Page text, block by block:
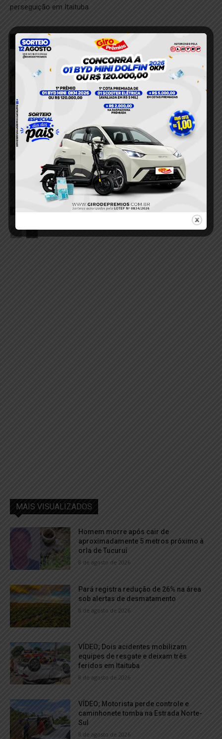
perseguição em Itaituba
RELACIONADOS
acidente
VÍDEO; Dois acidentes mobilizam
equipes de resgate e deixam três
feridos em Itaituba
8 de agosto de 2026
VÍDEO; Motorista perde controle e
caminhonete tomba na Estrada Norte-
Sul
8 de agosto de 2026
Itaituba
VÍDEO; Jovem de 20 anos denuncia
tentativa de estupro dentro de casa em
comunidade rural de Itaituba
8 de agosto de 2026
MAIS VISUALIZADOS
Homem morre após cair de
aproximadamente 5 metros próximo à
orla de Tucuruí
8 de agosto de 2026
Pará registra redução de 26% na área
sob alertas de desmatamento
8 de agosto de 2026
VÍDEO; Dois acidentes mobilizam
equipes de resgate e deixam três
feridos em Itaituba
8 de agosto de 2026
VÍDEO; Motorista perde controle e
caminhonete tomba na Estrada Norte-
Sul
8 de agosto de 2026